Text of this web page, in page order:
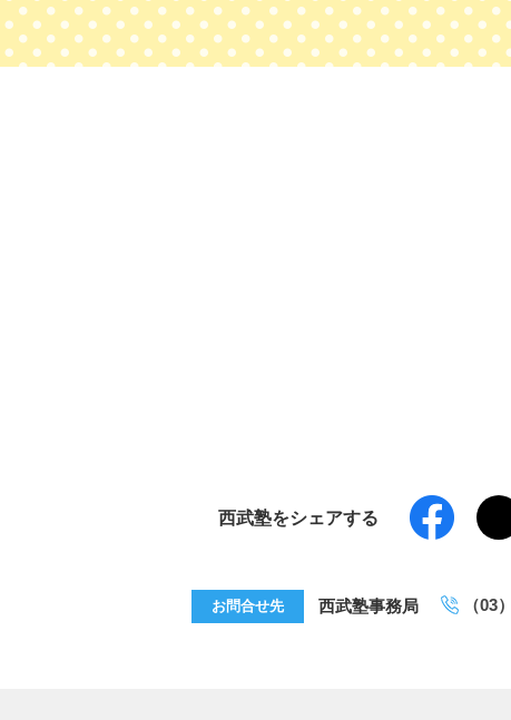
西武塾をシェアする
お問合せ先 西武塾事務局 （03